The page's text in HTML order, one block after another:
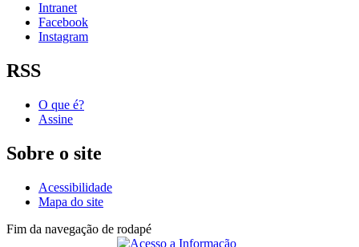
Intranet
Facebook
Instagram
RSS
O que é?
Assine
Sobre o site
Acessibilidade
Mapa do site
Fim da navegação de rodapé